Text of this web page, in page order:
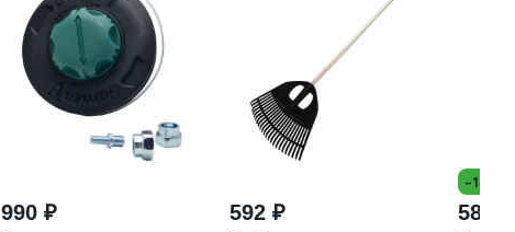
990 ₽ 592 ₽
-13%
583 ₽